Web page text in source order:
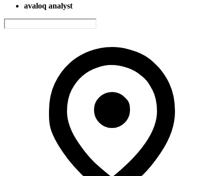
avaloq analyst